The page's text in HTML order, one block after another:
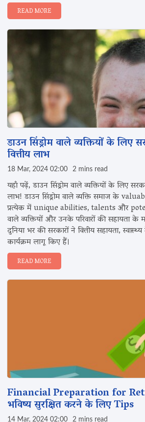
READ MORE
डाउन सिंड्रोम वाले व्यक्तियों के लिए
वित्तीय लाभ
18 Mar, 2024 02:00 2 mins read
यहाँ पढ़ें, डाउन सिंड्रोम वाले व्यक्तियों के लिए
लाभ! डाउन सिंड्रोम वाले व्यक्ति समाज के
प्रत्येक में unique abilities, talents और
वाले व्यक्तियों और उनके परिवारों की सहायता के
दुनिया भर की सरकारों ने वित्तीय सहायता,
कार्यक्रम लागू किए हैं।
READ MORE
Financial Preparation for
भविष्य सुरक्षित करने के लिए Tips
14 Mar, 2024 02:00 2 mins read